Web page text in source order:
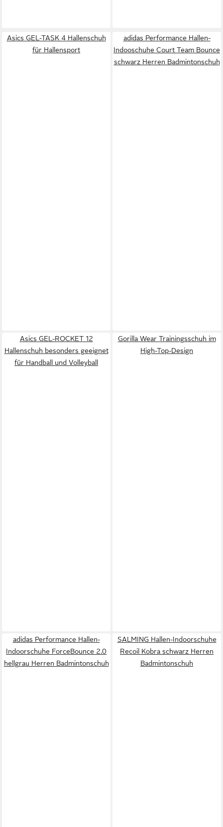
Asics GEL-TASK 4 Hallenschuh
für Hallensport
adidas Performance Hallen-
Indooschuhe Court Team Bounce
schwarz Herren Badmintonschuh
Asics GEL-ROCKET 12
Hallenschuh besonders geeignet
für Handball und Volleyball
Gorilla Wear Trainingsschuh im
High-Top-Design
adidas Performance Hallen-
Indoorschuhe ForceBounce 2.0
hellgrau Herren Badmintonschuh
SALMING Hallen-Indoorschuhe
Recoil Kobra schwarz Herren
Badmintonschuh